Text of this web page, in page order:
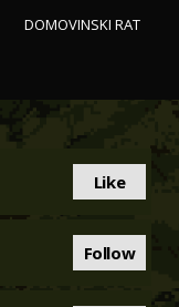
DOMOVINSKI RAT
Like
Follow